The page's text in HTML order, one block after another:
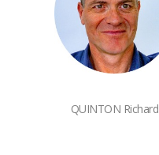
QUINTON Richard